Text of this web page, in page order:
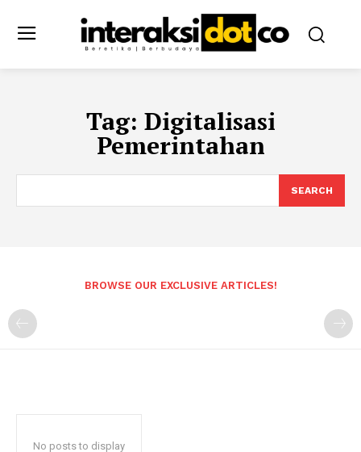
Tag: Digitalisasi
Pemerintahan
SEARCH
BROWSE OUR EXCLUSIVE ARTICLES!
No posts to display